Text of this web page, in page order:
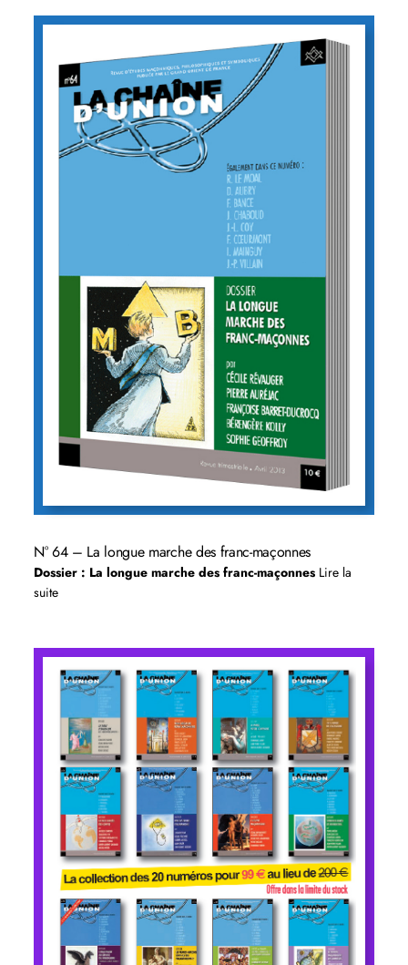
N° 64 – La longue marche des franc-maçonnes
Dossier : La longue marche des franc-maçonnes Lire la
suite